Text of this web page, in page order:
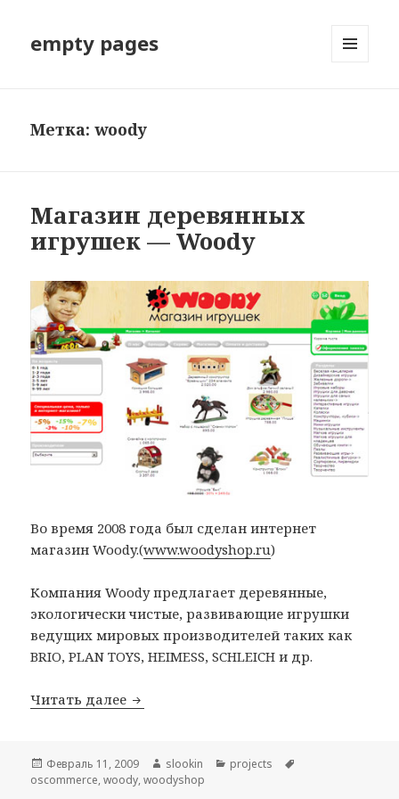
empty pages
Метка: woody
Магазин деревянных
игрушек — Woody
Во время 2008 года был сделан интернет
магазин Woody.(www.woodyshop.ru)
Компания Woody предлагает деревянные,
экологически чистые, развивающие игрушки
ведущих мировых производителей таких как
BRIO, PLAN TOYS, HEIMESS, SCHLEICH и др.
Читать далее Магазин деревянных игрушек —
Опубликовано
Февраль 11, 2009 Автор
slookin Рубрики
projects
oscommerce,woody,woodyshop